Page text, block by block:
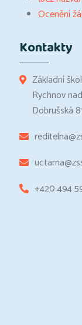
Ocenění
Kontakty
Základní
Rychnov
Dobrušská
+420 494